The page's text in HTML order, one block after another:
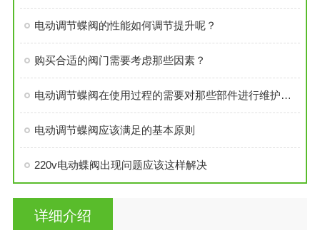
电动调节蝶阀的性能如何调节提升呢？
购买合适的阀门需要考虑那些因素？
电动调节蝶阀在使用过程的需要对那些部件进行维护和保养
电动调节蝶阀应该满足的基本原则
220v电动蝶阀出现问题应该这样解决
详细介绍